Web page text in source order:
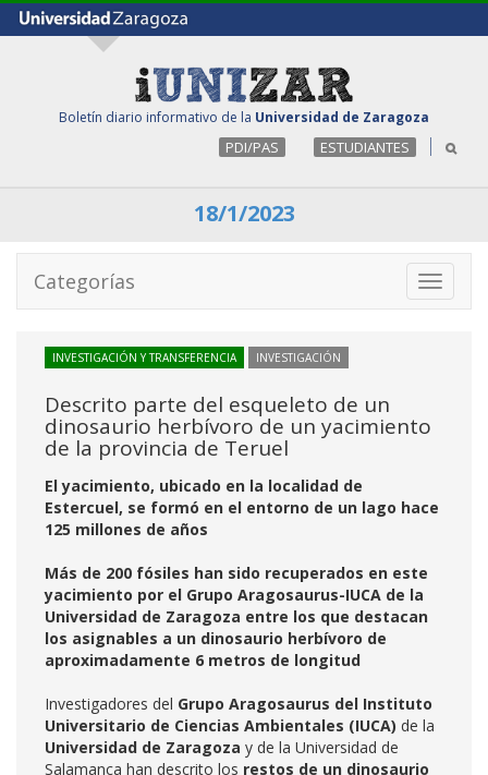
Boletín diario informativo de la Universidad de Zaragoza
PDI/PAS ESTUDIANTES
18/1/2023
Toggle
Categorías
INVESTIGACIÓN Y TRANSFERENCIA INVESTIGACIÓN
Descrito parte del esqueleto de un
dinosaurio herbívoro de un yacimiento
de la provincia de Teruel
El yacimiento, ubicado en la localidad de
Estercuel, se formó en el entorno de un lago hace
125 millones de años
Más de 200 fósiles han sido recuperados en este
yacimiento por el Grupo Aragosaurus-IUCA de la
Universidad de Zaragoza entre los que destacan
los asignables a un dinosaurio herbívoro de
aproximadamente 6 metros de longitud
Investigadores del Grupo Aragosaurus del Instituto
Universitario de Ciencias Ambientales (IUCA) de la
Universidad de Zaragoza y de la Universidad de
Salamanca han descrito los restos de un dinosaurio